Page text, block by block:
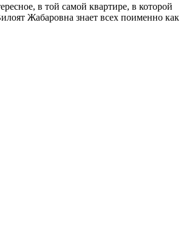
в той самой квартире, в которой
Жабаровна знает всех поименно как